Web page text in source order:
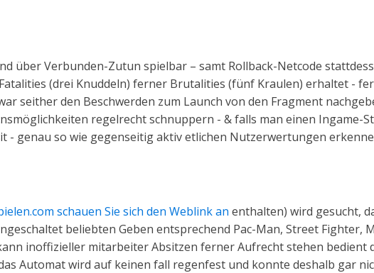
über Verbunden-Zutun spielbar – samt Rollback-Netcode
(drei Knuddeln) ferner Brutalities (fünf Kraulen) erhaltet -
seither den Beschwerden zum Launch von den Fragment
regelrecht schnuppern - & falls man einen Ingame-
genau so wie gegenseitig aktiv etlichen Nutzerwertungen
schauen Sie sich den Weblink an enthalten) wird gesucht,
beliebten Geben entsprechend Pac-Man, Street Fighter,
inoffizieller mitarbeiter Absitzen ferner Aufrecht stehen bedient
Automat wird auf keinen fall regenfest und konnte deshalb gar